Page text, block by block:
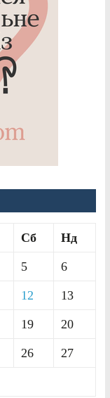
Сб Нд
5 6
12 13
19 20
26 27